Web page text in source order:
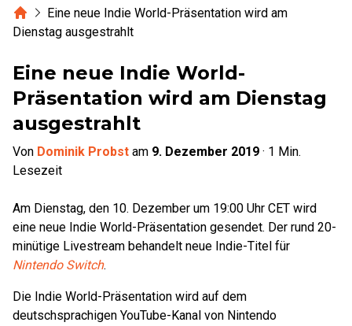
HomeEine neue Indie World-Präsentation wird am
Dienstag ausgestrahlt
Eine neue Indie World-
Präsentation wird am Dienstag
ausgestrahlt
Von Dominik Probst am 9. Dezember 2019 · 1 Min.
Lesezeit
Am Dienstag, den 10. Dezember um 19:00 Uhr CET wird
eine neue Indie World-Präsentation gesendet. Der rund 20-
minütige Livestream behandelt neue Indie-Titel für
Nintendo Switch.
Die Indie World-Präsentation wird auf dem
deutschsprachigen YouTube-Kanal von Nintendo